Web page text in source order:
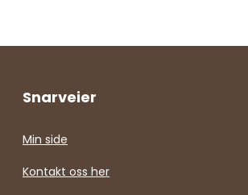
Snarveier
Min side
Kontakt oss her